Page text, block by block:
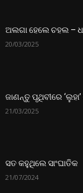
ଅଲଗା ହେଲେ ଚହଲ –
20/03/2025
ଜାଣନ୍ତୁ ପୃଥିବୀରେ
21/03/2025
ସତ କହୁଥିଲେ ସାଂଘାତିକ
21/07/2024